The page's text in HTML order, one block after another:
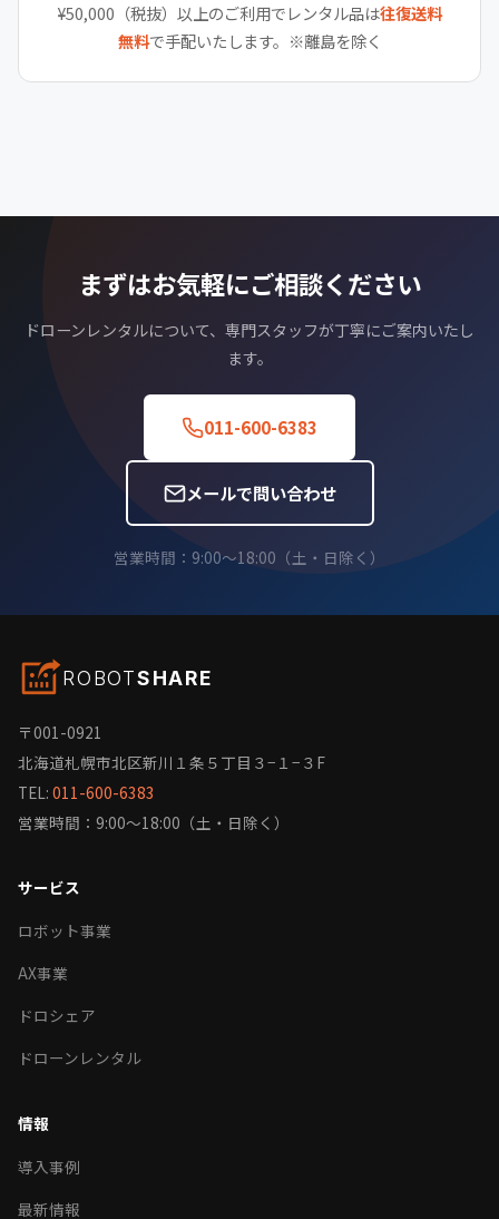
¥50,000（税抜）以上のご利用でレンタル品は往復送料
無料で手配いたします。※離島を除く
まずはお気軽にご相談ください
ドローンレンタルについて、専門スタッフが丁寧にご案内いたし
ます。
011-600-6383
メールで問い合わせ
営業時間：9:00〜18:00（土・日除く）
ROBOTSHARE
〒001-0921
北海道札幌市北区新川１条５丁目３−１−３F
TEL: 011-600-6383
営業時間：9:00〜18:00（土・日除く）
サービス
ロボット事業
AX事業
ドロシェア
ドローンレンタル
情報
導入事例
最新情報